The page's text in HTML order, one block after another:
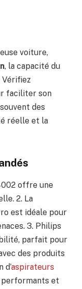
voiture,
, la capacité du
faciliter son
des
réelle et la
offre une
2. La
est idéale pour
3. Philips
parfait pour
des produits
d’aspirateurs
performants et